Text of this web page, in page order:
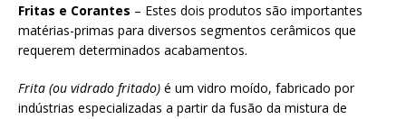
Fritas e Corantes – Estes dois produtos são importantes
matérias-primas para diversos segmentos cerâmicos que
requerem determinados acabamentos.
Frita (ou vidrado fritado) é um vidro moído, fabricado por
indústrias especializadas a partir da fusão da mistura de